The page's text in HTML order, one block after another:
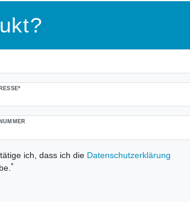
ich, dass ich die Daten­schutz­erklärung
*